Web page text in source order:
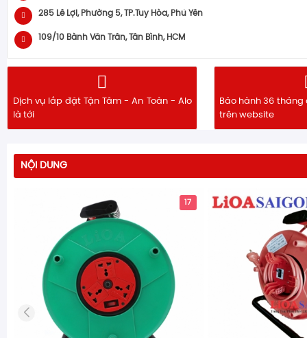
285 Lê Lợi, Phường 5, TP.Tuy Hòa, Phú Yên
109/10 Bành Văn Trân, Tân Bình, HCM
Dịch vụ lắp đặt Tận Tâm - An Toàn - Alo
là tới
Bảo hành 36
trên website
NỘI DUNG
17